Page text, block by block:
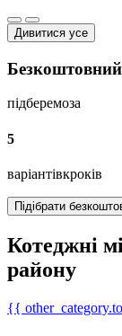
Дивитися усе
Безкоштовний
підберемоза
5
варіантівкроків
Підібрати
Котеджні
району
{{